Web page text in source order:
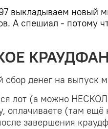
выкладываем новый
А спешиал - потому
сбор денег на выпуск
лот (а можно
оплачиваете (там
завершения